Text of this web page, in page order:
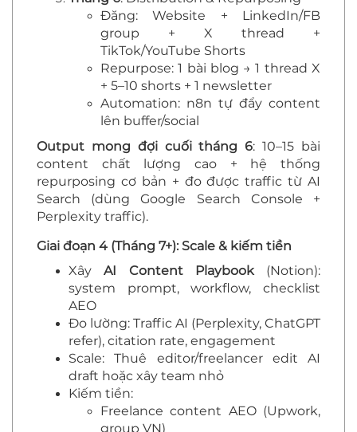
Đăng: Website + LinkedIn/FB
group + X thread +
TikTok/YouTube Shorts
Repurpose: 1 bài blog → 1 thread X
+ 5–10 shorts + 1 newsletter
Automation: n8n tự đẩy content
lên buffer/social
Output mong đợi cuối tháng 6: 10–15 bài
content chất lượng cao + hệ thống
repurposing cơ bản + đo được traffic từ AI
Search (dùng Google Search Console +
Perplexity traffic).
Giai đoạn 4 (Tháng 7+): Scale & kiếm tiền
XâyAI Content Playbook(Notion):
system prompt, workflow, checklist
AEO
Đo lường: Traffic AI (Perplexity, ChatGPT
refer), citation rate, engagement
Scale: Thuê editor/freelancer edit AI
draft hoặc xây team nhỏ
Kiếm tiền:
Freelance content AEO (Upwork,
group VN)